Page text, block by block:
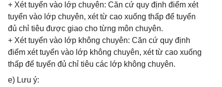
+ Xét tuyển vào lớp chuyên: Căn cứ quy định điểm xét
tuyển vào lớp chuyên, xét từ cao xuống thấp để tuyển
đủ chỉ tiêu được giao cho từng môn chuyên.
+ Xét tuyển vào lớp không chuyên: Căn cứ quy định
điểm xét tuyển vào lớp không chuyên, xét từ cao xuống
thấp để tuyển đủ chỉ tiêu các lớp không chuyên.
e) Lưu ý: